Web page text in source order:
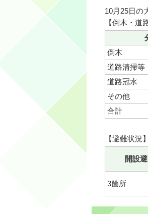
10月25日の
【倒木・道
倒木
道路清掃等
道路冠水
その他
合計
【避難状況】
開設
3箇所